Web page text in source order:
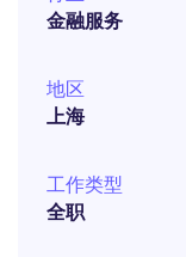
金融服务
地区
上海
工作类型
全职